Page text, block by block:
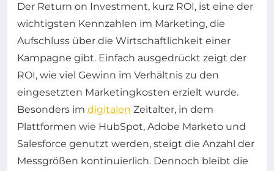
Der Return on Investment, kurz ROI, ist eine der
wichtigsten Kennzahlen im Marketing, die
Aufschluss über die Wirtschaftlichkeit einer
Kampagne gibt. Einfach ausgedrückt zeigt der
ROI, wie viel Gewinn im Verhältnis zu den
eingesetzten Marketingkosten erzielt wurde.
Besonders im digitalen Zeitalter, in dem
Plattformen wie HubSpot, Adobe Marketo und
Salesforce genutzt werden, steigt die Anzahl der
Messgrößen kontinuierlich. Dennoch bleibt die